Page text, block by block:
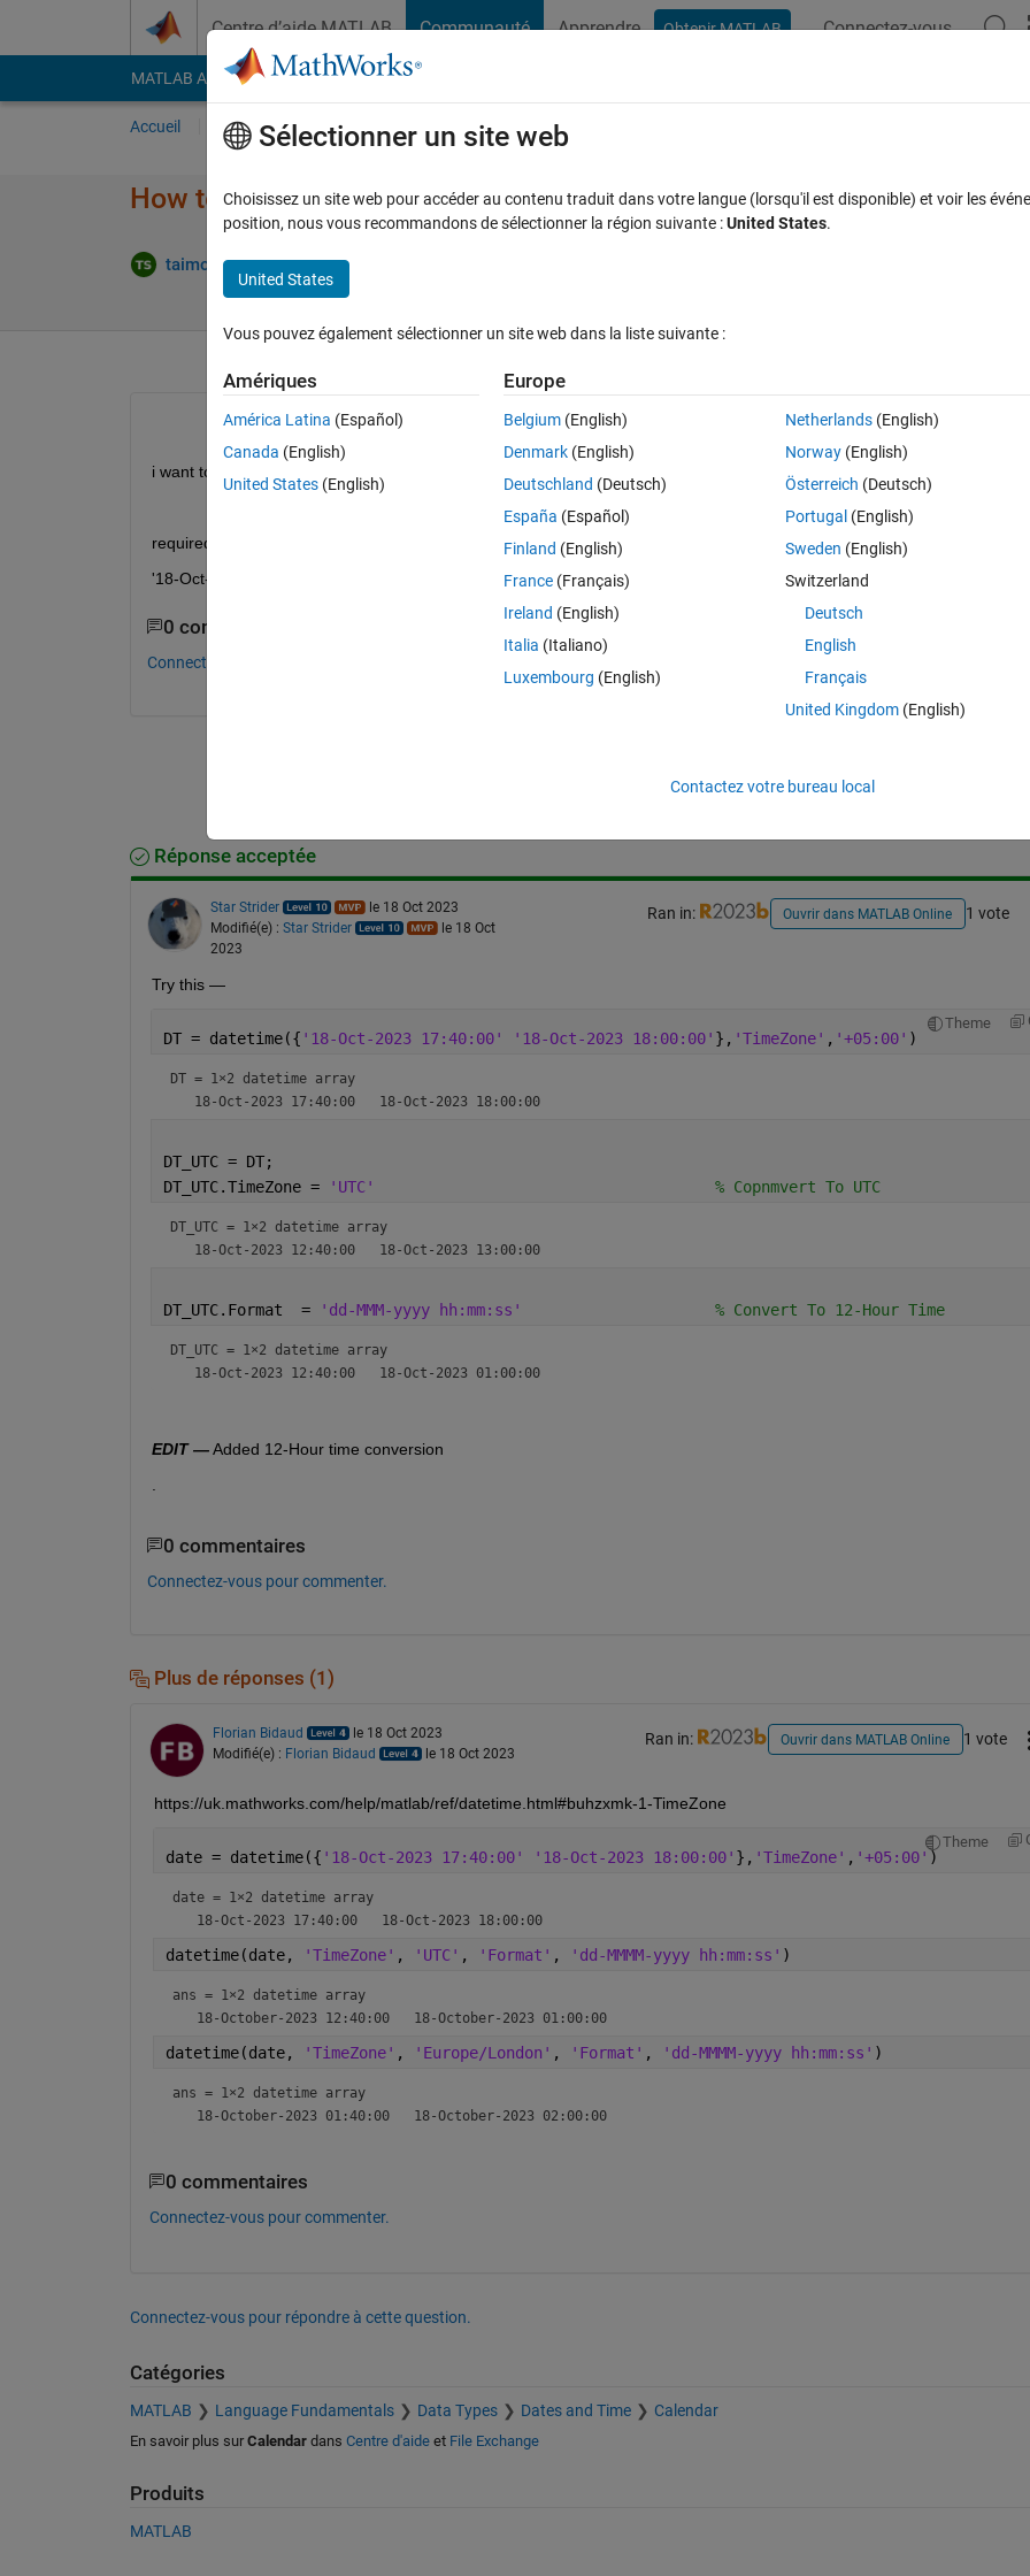
Centre d’aide MATLAB Communauté Apprendre Obtenir MATLAB Connectez-vous
MATLAB Answers File Exchange Cody
Accueil Poser une question Parcourir
How to convert specified time to GMT/UTC?
taimour sadiq 18 Oct 2023
i want to convert datetime({'18-Oct-2023 17:40:00' '18-Oct-2023 18:00:00'},'TimeZone','+05:00')  to GMT or UTC?
required result below:
'18-Oct-2023 12:40:00'                            '18-Oct-2023 01:00:00'
0 commentaires
Connectez-vous pour commenter.
Réponse acceptée
Star Strider
le 18 Oct 2023
Modifié(e) : Star Strider
le 18 Oct
2023
Ran in: Ouvrir dans MATLAB Online 1 vote
Try this —
Theme
DT = datetime({ '18-Oct-2023 17:40:00' '18-Oct-2023 18:00:00' }, 'TimeZone' , '+05:00' )
DT = 1×2 datetime array
   18-Oct-2023 17:40:00   18-Oct-2023 18:00:00
DT_UTC = DT;
DT_UTC.TimeZone =
'UTC' % Copnmvert To UTC
DT_UTC = 1×2 datetime array
   18-Oct-2023 12:40:00   18-Oct-2023 13:00:00
DT_UTC.Format  = 'dd-MMM-yyyy hh:mm:ss' % Convert To 12-Hour Time
DT_UTC = 1×2 datetime array
   18-Oct-2023 12:40:00   18-Oct-2023 01:00:00
EDIT — Added 12-Hour time conversion
0 commentaires
Connectez-vous pour commenter.
Plus de réponses (1)
Florian Bidaud
le 18 Oct 2023
Modifié(e) : Florian Bidaud le 18 Oct 2023
Ran in: Ouvrir dans MATLAB Online 1 vote
https://uk.mathworks.com/help/matlab/ref/datetime.html#buhzxmk-1-TimeZone
Theme
date = datetime({ '18-Oct-2023 17:40:00' '18-Oct-2023 18:00:00' }, 'TimeZone' , '+05:00' )
date = 1×2 datetime array
   18-Oct-2023 17:40:00   18-Oct-2023 18:00:00
datetime(date, 'TimeZone' , 'UTC' , 'Format' , 'dd-MMMM-yyyy hh:mm:ss' )
ans = 1×2 datetime array
   18-October-2023 12:40:00   18-October-2023 01:00:00
datetime(date, 'TimeZone' , 'Europe/London' , 'Format' , 'dd-MMMM-yyyy hh:mm:ss' )
ans = 1×2 datetime array
   18-October-2023 01:40:00   18-October-2023 02:00:00
0 commentaires
Connectez-vous pour commenter.
Connectez-vous pour répondre à cette question.
Catégories
MATLAB Language Fundamentals Data Types Dates and Time Calendar
En savoir plus sur Calendardans Centre d'aideet File Exchange
Produits
MATLAB
Sélectionner un site web
Choisissez un site web pour accéder au contenu traduit dans votre langue (lorsqu'il est disponible) et voir les
position, nous vous recommandons de sélectionner la région suivante :United States.
United States
Vous pouvez également sélectionner un site web dans la liste suivante :
Amériques
América Latina (Español)
Canada (English)
United States (English)
Europe
Belgium (English)
Denmark (English)
Deutschland (Deutsch)
España (Español)
Finland (English)
France (Français)
Ireland (English)
Italia (Italiano)
Luxembourg (English)
Netherlands(English)
Norway(English)
Österreich (Deutsch)
Portugal (English)
Sweden (English)
Switzerland
Deutsch
English
Français
United Kingdom(English)
Contactez votre bureau local